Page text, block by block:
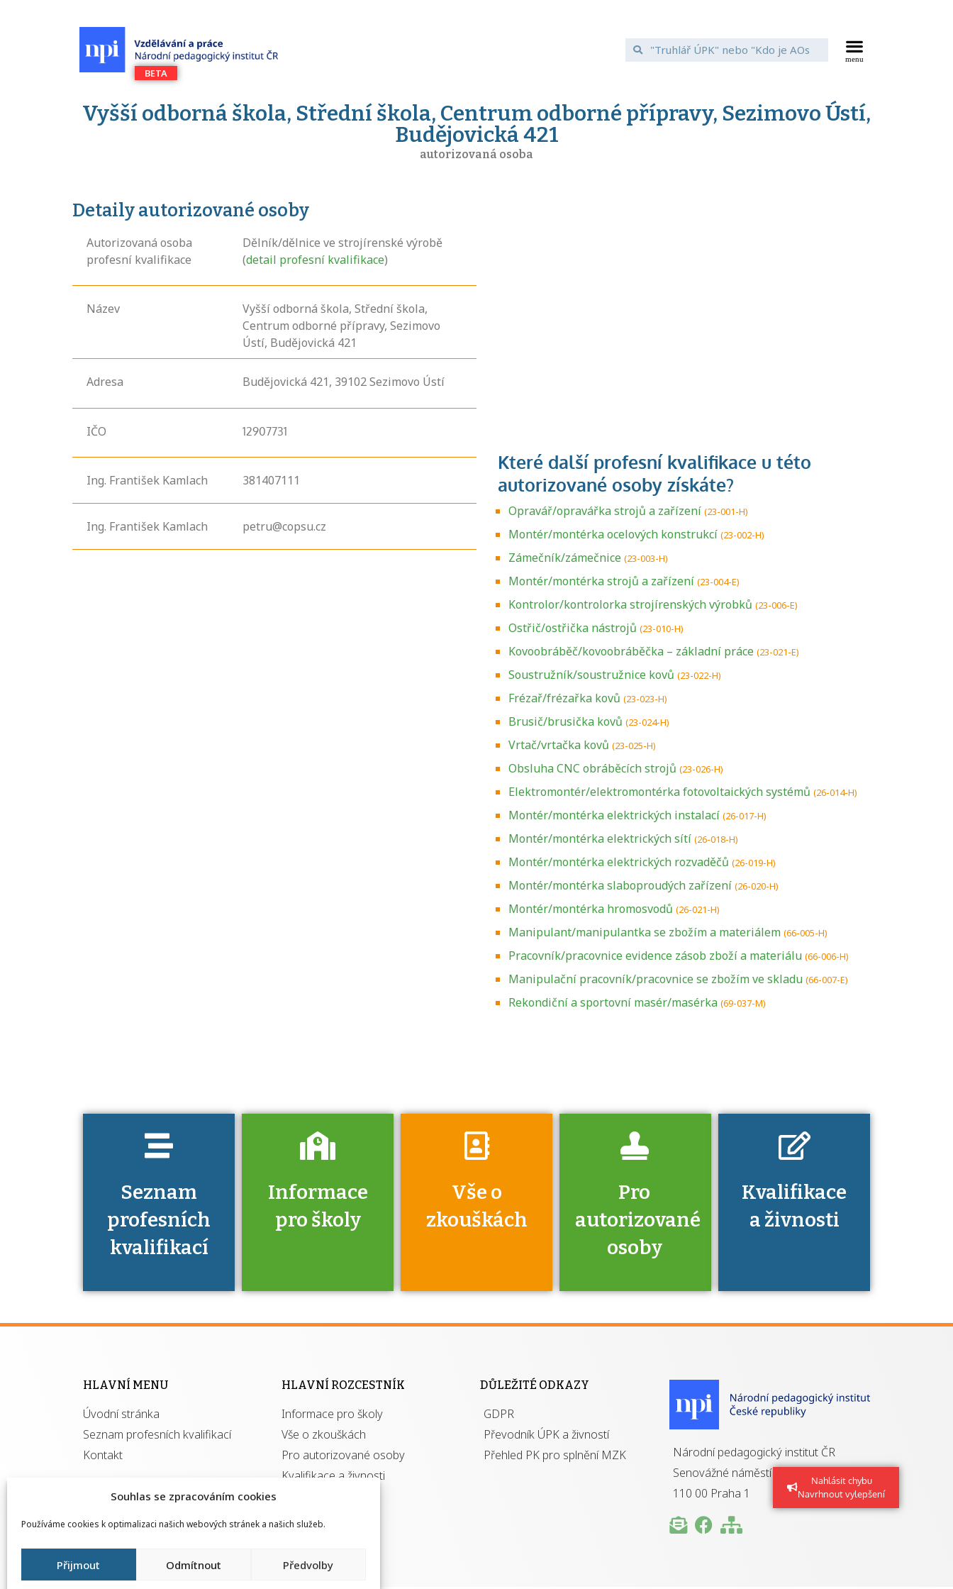
Souhlas se zpracováním cookies
Používáme cookies k optimalizaci našich webových stránek a našich služeb.
Přijmout Odmítnout Předvolby
Nahlásit chybu
Navrhnout vylepšení
Vyšší odborná škola, Střední škola, Centrum odborné přípravy, Sezimovo Ústí,
Budějovická 421
autorizovaná osoba
Detaily autorizované osoby
Autorizovaná osoba
profesní kvalifikace
Dělník/dělnice ve strojírenské výrobě
(detail profesní kvalifikace)
Název
Vyšší odborná škola, Střední škola,
Centrum odborné přípravy, Sezimovo
Ústí, Budějovická 421
Adresa Budějovická 421, 39102Sezimovo Ústí
IČO 12907731
Ing. František Kamlach 381407111
Ing. František Kamlach petru@copsu.cz
Opravář/opravářka strojů a zařízení (23-001-H)
Montér/montérka ocelových konstrukcí (23-002-H)
Zámečník/zámečnice (23-003-H)
Montér/montérka strojů a zařízení (23-004-E)
Kontrolor/kontrolorka strojírenských výrobků (23-006-E)
Ostřič/ostřička nástrojů (23-010-H)
Kovoobráběč/kovoobráběčka – základní práce (23-021-E)
Soustružník/soustružnice kovů (23-022-H)
Frézař/frézařka kovů (23-023-H)
Brusič/brusička kovů (23-024-H)
Vrtač/vrtačka kovů (23-025-H)
Obsluha CNC obráběcích strojů (23-026-H)
Elektromontér/elektromontérka fotovoltaických systémů (26-014-H)
Montér/montérka elektrických instalací (26-017-H)
Montér/montérka elektrických sítí (26-018-H)
Montér/montérka elektrických rozvaděčů (26-019-H)
Montér/montérka slaboproudých zařízení (26-020-H)
Montér/montérka hromosvodů (26-021-H)
Manipulant/manipulantka se zbožím a materiálem (66-005-H)
Pracovník/pracovnice evidence zásob zboží a materiálu (66-006-H)
Manipulační pracovník/pracovnice se zbožím ve skladu (66-007-E)
Rekondiční a sportovní masér/masérka (69-037-M)
Seznam
profesních
kvalifikací
Informace
pro školy
Víte, že jako škola
kvalifikací jisté
získávání
autorizací?
Vše o
zkouškách
Zjistěte, jak se
přihlásit ke
Pro
autorizované
osoby
výhody má získání
Kvalifikace
a živnosti
U řady živností je
podmínkou k
určitá kvalifikace.
HLAVNÍ MENU
Úvodní stránka
Seznam profesních kvalifikací
Kontakt
HLAVNÍ ROZCESTNÍK
Informace pro školy
Vše o zkouškách
Pro autorizované osoby
Kvalifikace a živnosti
DŮLEŽITÉ ODKAZY
GDPR
Převodník ÚPK a živností
Přehled PK pro splnění MZK
Národní pedagogický institut ČR
Senovážné náměstí 25
110 00 Praha 1